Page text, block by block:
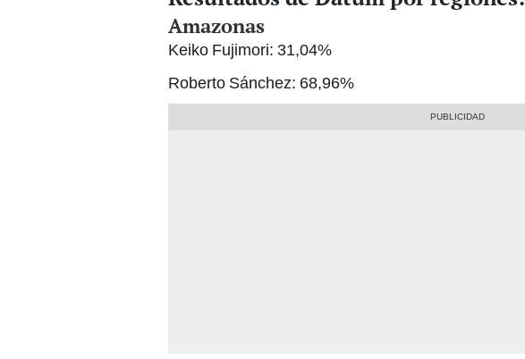
Amazonas
Keiko Fujimori: 31,04%
Roberto Sánchez: 68,96%